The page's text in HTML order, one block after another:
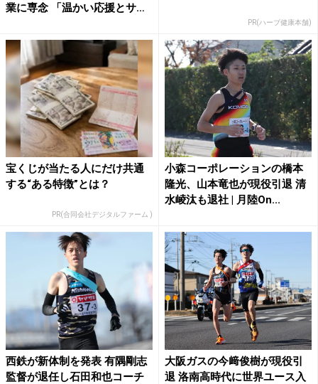
業に専念 「温かい応援とサ
PR(ハーブ健康本舗)
宝くじが当たる人にだけ共通
する“ある特徴”とは？
PR(合同会社デジタルファーム )
小森コーポレーションの橋本
隆光、山本竜也が現役引退 清
水崚汰も退社 | 月陸On...
西鉄が新体制を発表 有隅剛志
監督が退任し石田和也コーチ
大阪ガスの今﨑俊樹が現役引
退 洛南高時代に世界ユース入